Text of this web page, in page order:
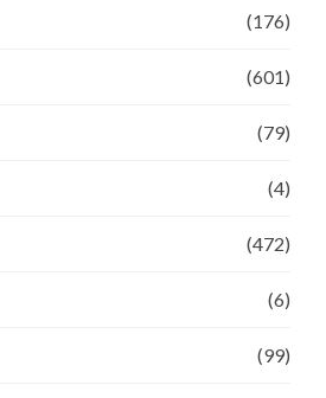
(176)
(601)
(79)
(4)
(472)
(6)
(99)